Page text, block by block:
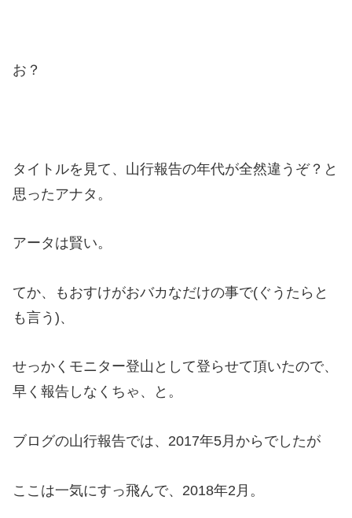
お？
タイトルを見て、山行報告の年代が全然違うぞ？と
思ったアナタ。
アータは賢い。
てか、もおすけがおバカなだけの事で(ぐうたらと
も言う)、
せっかくモニター登山として登らせて頂いたので、
早く報告しなくちゃ、と。
ブログの山行報告では、2017年5月からでしたが
ここは一気にすっ飛んで、2018年2月。